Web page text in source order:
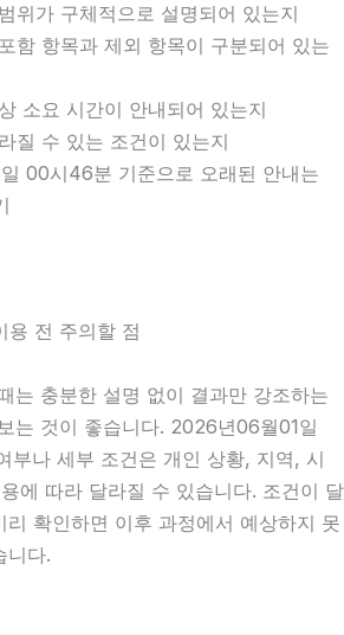
위가 구체적으로 설명되어 있는지
함 항목과 제외 항목이 구분되어 있는
소요 시간이 안내되어 있는지
질 수 있는 조건이 있는지
00시46분 기준으로 오래된 안내는
용 전 주의할 점
는 충분한 설명 없이 결과만 강조하는
는 것이 좋습니다. 2026년06월01일
부나 세부 조건은 개인 상황, 지역, 시
에 따라 달라질 수 있습니다. 조건이 달
확인하면 이후 과정에서 예상하지 못
니다.